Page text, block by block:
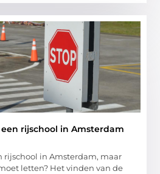
rijschool in Amsterdam
rijschool in Amsterdam, maar
letten? Het vinden van de